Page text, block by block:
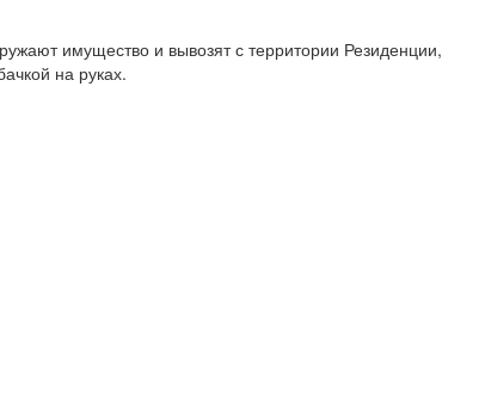
имущество и вывозят с территории Резиденции,
на руках.